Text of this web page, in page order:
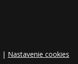
| Nastavenie cookies